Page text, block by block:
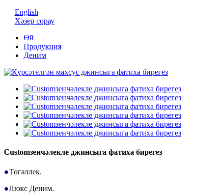
English
Хәзер сорау
Өй
Продукция
Деним
Customзенчәлекле джинсыга фатиха бирегез
●Төгәллек.
●Люкс Деним.